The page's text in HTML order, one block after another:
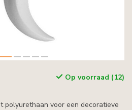
Op voorraad (12)
polyurethaan voor een decoratieve